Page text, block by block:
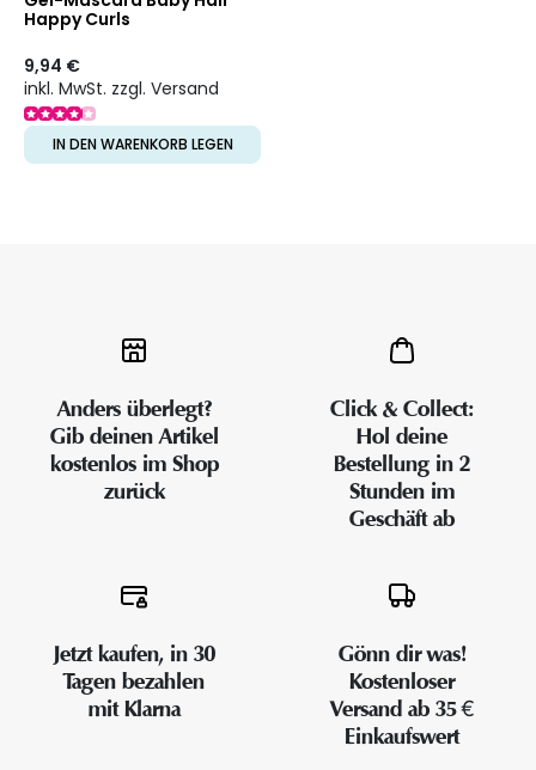
Happy Curls
9,94 €
inkl. MwSt. zzgl. Versand
IN DEN WARENKORB LEGEN
Anders überlegt?
Gib deinen Artikel
kostenlos im Shop
zurück
Click & Collect:
Hol deine
Bestellung in 2
Stunden im
Geschäft ab
Jetzt kaufen, in 30
Tagen bezahlen
mit Klarna
Gönn dir was!
Kostenloser
Versand ab 35 €
Einkaufswert